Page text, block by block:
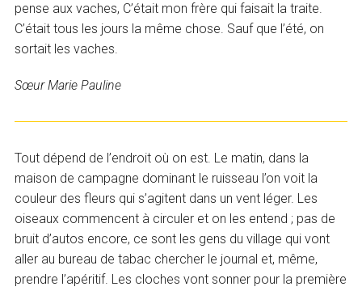
pense aux vaches, C’était mon frère qui faisait la traite.
C’était tous les jours la même chose. Sauf que l’été, on
sortait les vaches.
Sœur Marie Pauline
Tout dépend de l’endroit où on est. Le matin, dans la
maison de campagne dominant le ruisseau l’on voit la
couleur des fleurs qui s’agitent dans un vent léger. Les
oiseaux commencent à circuler et on les entend ; pas de
bruit d’autos encore, ce sont les gens du village qui vont
aller au bureau de tabac chercher le journal et, même,
prendre l’apéritif. Les cloches vont sonner pour la première